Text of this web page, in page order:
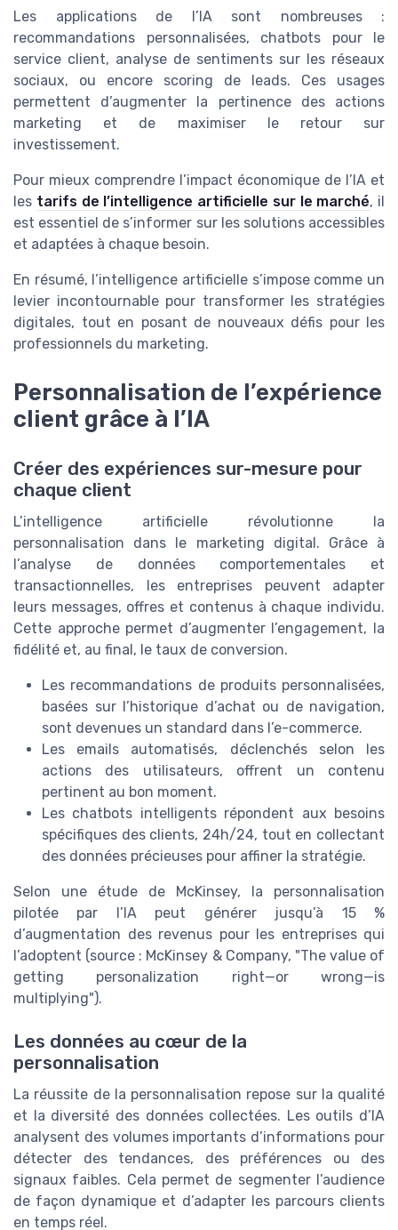
Les applications de l’IA sont nombreuses :
recommandations personnalisées, chatbots pour le
service client, analyse de sentiments sur les réseaux
sociaux, ou encore scoring de leads. Ces usages
permettent d’augmenter la pertinence des actions
marketing et de maximiser le retour sur
investissement.
Pour mieux comprendre l’impact économique de l’IA et
les tarifs de l’intelligence artificielle sur le marché, il
est essentiel de s’informer sur les solutions accessibles
et adaptées à chaque besoin.
En résumé, l’intelligence artificielle s’impose comme un
levier incontournable pour transformer les stratégies
digitales, tout en posant de nouveaux défis pour les
professionnels du marketing.
Personnalisation de l’expérience
client grâce à l’IA
Créer des expériences sur-mesure pour
chaque client
L’intelligence artificielle révolutionne la
personnalisation dans le marketing digital. Grâce à
l’analyse de données comportementales et
transactionnelles, les entreprises peuvent adapter
leurs messages, offres et contenus à chaque individu.
Cette approche permet d’augmenter l’engagement, la
fidélité et, au final, le taux de conversion.
Les recommandations de produits personnalisées,
basées sur l’historique d’achat ou de navigation,
sont devenues un standard dans l’e-commerce.
Les emails automatisés, déclenchés selon les
actions des utilisateurs, offrent un contenu
pertinent au bon moment.
Les chatbots intelligents répondent aux besoins
spécifiques des clients, 24h/24, tout en collectant
des données précieuses pour affiner la stratégie.
Selon une étude de McKinsey, la personnalisation
pilotée par l’IA peut générer jusqu’à 15 %
d’augmentation des revenus pour les entreprises qui
l’adoptent (source : McKinsey & Company, "The value of
getting personalization right—or wrong—is
multiplying").
Les données au cœur de la
personnalisation
La réussite de la personnalisation repose sur la qualité
et la diversité des données collectées. Les outils d’IA
analysent des volumes importants d’informations pour
détecter des tendances, des préférences ou des
signaux faibles. Cela permet de segmenter l’audience
de façon dynamique et d’adapter les parcours clients
en temps réel.